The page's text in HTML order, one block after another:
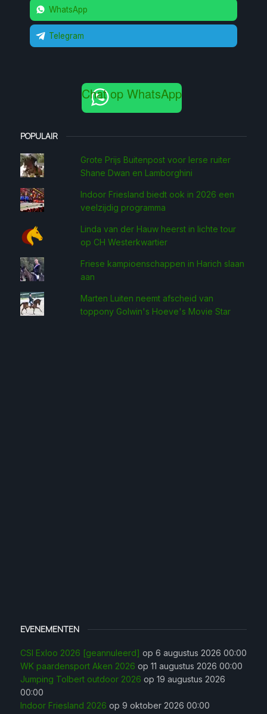
WhatsApp
Telegram
Chat op WhatsApp
POPULAIR
Grote Prijs Buitenpost voor Ierse ruiter
Shane Dwan en Lamborghini
Indoor Friesland biedt ook in 2026 een
veelzijdig programma
Linda van der Hauw heerst in lichte tour
op CH Westerkwartier
Friese kampioenschappen in Harich slaan
aan
Marten Luiten neemt afscheid van
toppony Golwin's Hoeve's Movie Star
EVENEMENTEN
CSI Exloo 2026 [geannuleerd] op 6 augustus 2026 00:00
WK paardensport Aken 2026 op 11 augustus 2026 00:00
Jumping Tolbert outdoor 2026 op 19 augustus 2026
00:00
Indoor Friesland 2026 op 9 oktober 2026 00:00